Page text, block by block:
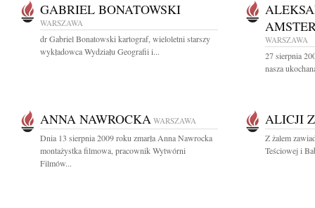
GABRIEL BONATOWSKI
WARSZAWA
dr Gabriel Bonatowski kartograf, wieloletni starszy
wykładowca Wydziału Geografii i...
WARSZAWA
27 sierpnia
nasza
ANNA NAWROCKA WARSZAWA
Dnia 13 sierpnia 2009 roku zmarła Anna Nawrocka
montażystka filmowa, pracownik Wytwórni
Filmów...
ALICJI
Z żalem
Teściowej i